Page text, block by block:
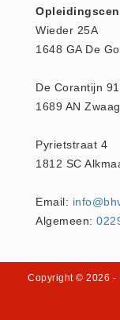
Kliklijsten en
Kliklijsten en
Lesboeken
Lesboeken -
Medicatie en
Medicatie (0)
Noodproducten
Oefenmateriaal
Wieder 25A
1648 GA De
De Corantijn
1689 AN Zwaag
Pyrietstraat 4
1812 SC
Email:
Algemeen:
Copyright © 2026 -